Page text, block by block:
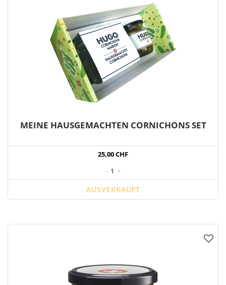
MEINE HAUSGEMACHTEN CORNICHONS SET
25,00 CHF
- 1 +
AUSVERKAUFT